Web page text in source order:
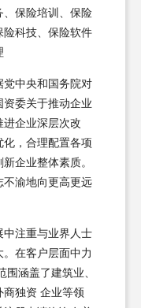
、保险培训、保险
险科技、保险软件
党中央和国务院对
委关于推动企业
企业深层次改
，合理配置各项
企业整体素质。
不渝地向更高更远
中注重与业界人士
在客户层面中力
涵盖了建筑业、
商独资 企业等领